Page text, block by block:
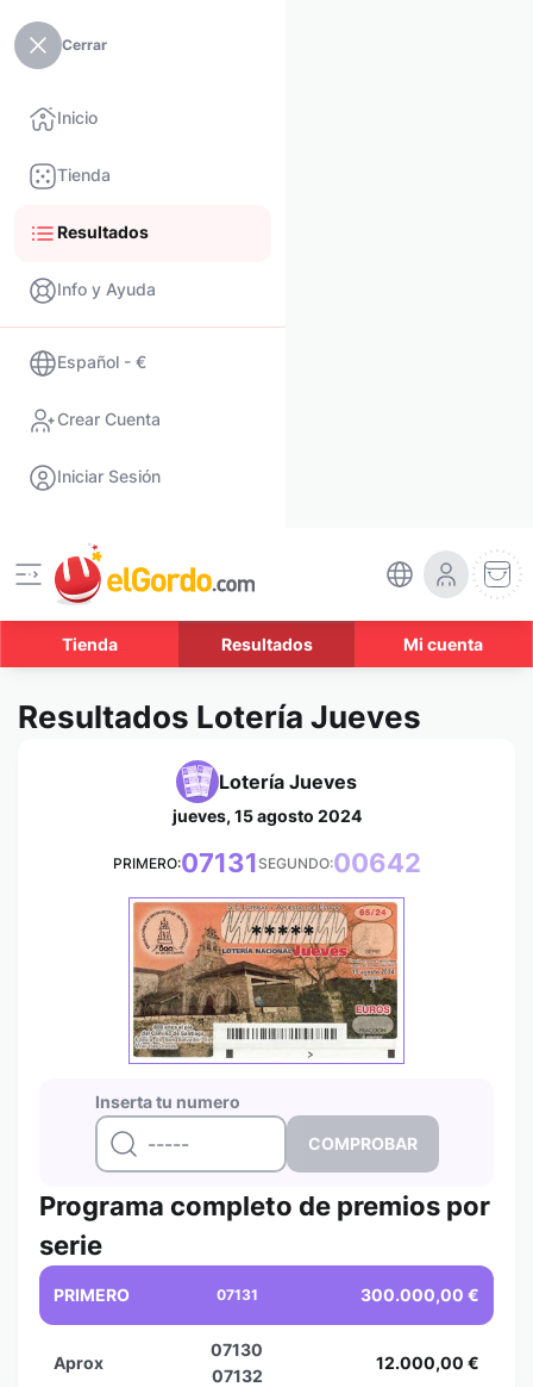
Cerrar
Inicio
Tienda
Resultados
Info y Ayuda
Español - €
Crear Cuenta
Iniciar Sesión
Tienda Resultados Mi cuenta
Resultados Lotería Jueves
Lotería Jueves
jueves, 15 agosto 2024
PRIMERO:07131 SEGUNDO:00642
Inserta tu numero
*****
Programa completo de premios por
serie
PRIMERO 07131 300.000,00 €
Aprox
07130
07132
12.000,00 €